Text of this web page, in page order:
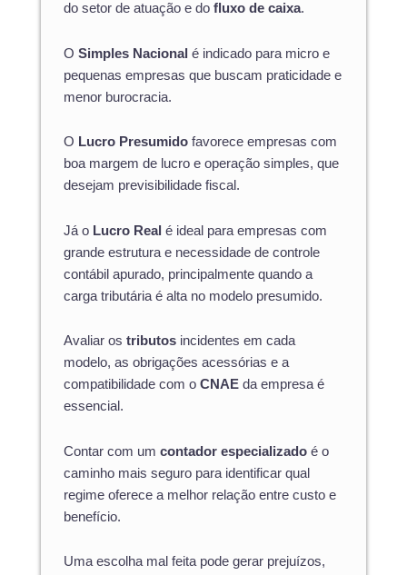
do setor de atuação e do fluxo de caixa.
O Simples Nacional é indicado para micro e
pequenas empresas que buscam praticidade e
menor burocracia.
O Lucro Presumido favorece empresas com
boa margem de lucro e operação simples, que
desejam previsibilidade fiscal.
Já o Lucro Real é ideal para empresas com
grande estrutura e necessidade de controle
contábil apurado, principalmente quando a
carga tributária é alta no modelo presumido.
Avaliar os tributos incidentes em cada
modelo, as obrigações acessórias e a
compatibilidade com o CNAE da empresa é
essencial.
Contar com um contador especializado é o
caminho mais seguro para identificar qual
regime oferece a melhor relação entre custo e
benefício.
Uma escolha mal feita pode gerar prejuízos,